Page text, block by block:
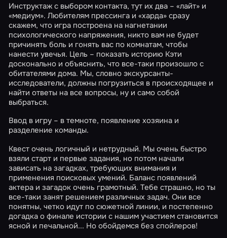
Инструктаж с выбором контакта, тут их два – «лайт» и
«медиум». Любителям прессинга и «харда» сразу
скажем, что игра построена на нагнетании
психологического напряжения, никто вам не будет
причинять боль и гонять вас по комнатам, чтобы
нанести увечья. Цель – показать историю Кэти
досконально и объяснить, что все-таки произошло с
обитателями дома. Мы, словно экскурсанты-
исследователи, должны погрузиться в происходящее и
найти ответы на все вопросы, ну и само собой
выбраться.
Ввод в игру – в темноте, появление хозяина и
разделение команды.
Квест очень логичный и нетрудный. Мы очень быстро
взяли старт и первые задания, но потом начали
зависать на загадках, требующих внимания и
применения поисковых умений. Баланс появлений
актера и загадок очень грамотный. Тебе страшно, но ты
все-таки занят решением различных задач. Они все
понятны, четко идут по сюжетной линии, и постепенно
догадка о финале истории с нашим участием становится
ясной и печальной... Но обойдемся без спойлеров!